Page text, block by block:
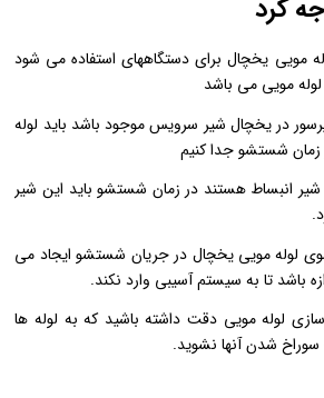
کرد
یخچال برای دستگاههای استفاده می شود
لوله مویی می باشد
در یخچال شیر سرویس موجود باشد باید لوله
شستشو جدا کنیم
انبساط هستند در زمان شستشو باید این شیر
لوله مویی یخچال در جریان شستشو ایجاد می
باشد تا به سیستم آسیبی وارد نکند.
لوله مویی دقت داشته باشید که به لوله ها
شدن آنها نشوید.